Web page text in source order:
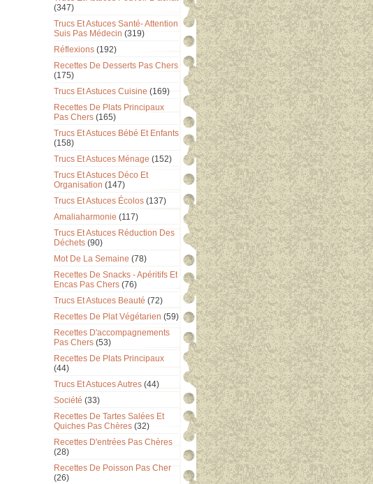
(347)
Trucs Et Astuces Santé- Attention
Suis Pas Médecin (319)
Réflexions (192)
Recettes De Desserts Pas Chers
(175)
Trucs Et Astuces Cuisine (169)
Recettes De Plats Principaux
Pas Chers (165)
Trucs Et Astuces Bébé Et Enfants
(158)
Trucs Et Astuces Ménage (152)
Trucs Et Astuces Déco Et
Organisation (147)
Trucs Et Astuces Écolos (137)
Amaliaharmonie (117)
Trucs Et Astuces Réduction Des
Déchets (90)
Mot De La Semaine (78)
Recettes De Snacks - Apéritifs Et
Encas Pas Chers (76)
Trucs Et Astuces Beauté (72)
Recettes De Plat Végétarien (59)
Recettes D'accompagnements
Pas Chers (53)
Recettes De Plats Principaux
(44)
Trucs Et Astuces Autres (44)
Société (33)
Recettes De Tartes Salées Et
Quiches Pas Chères (32)
Recettes D'entrées Pas Chères
(28)
Recettes De Poisson Pas Cher
(26)